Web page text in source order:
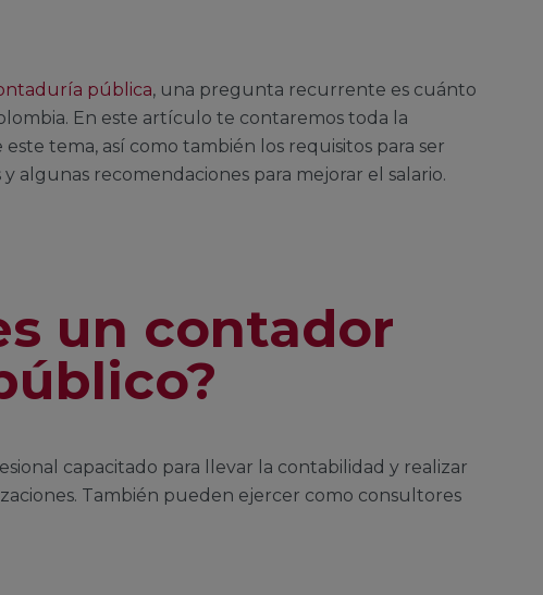
pública, una pregunta recurrente es cuánto
En este artículo te contaremos toda la
tema, así como también los requisitos para ser
algunas recomendaciones para mejorar el salario.
un contador
capacitado para llevar la contabilidad y realizar
También pueden ejercer como consultores